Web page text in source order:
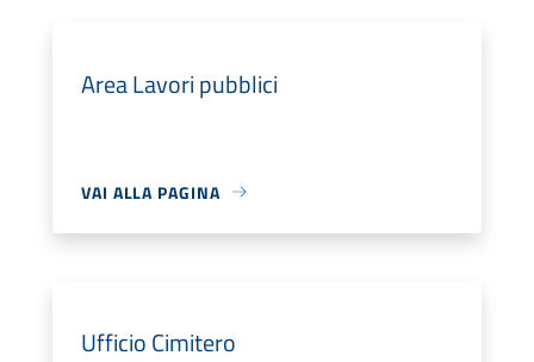
Area Lavori pubblici
VAI ALLA PAGINA
Ufficio Cimitero